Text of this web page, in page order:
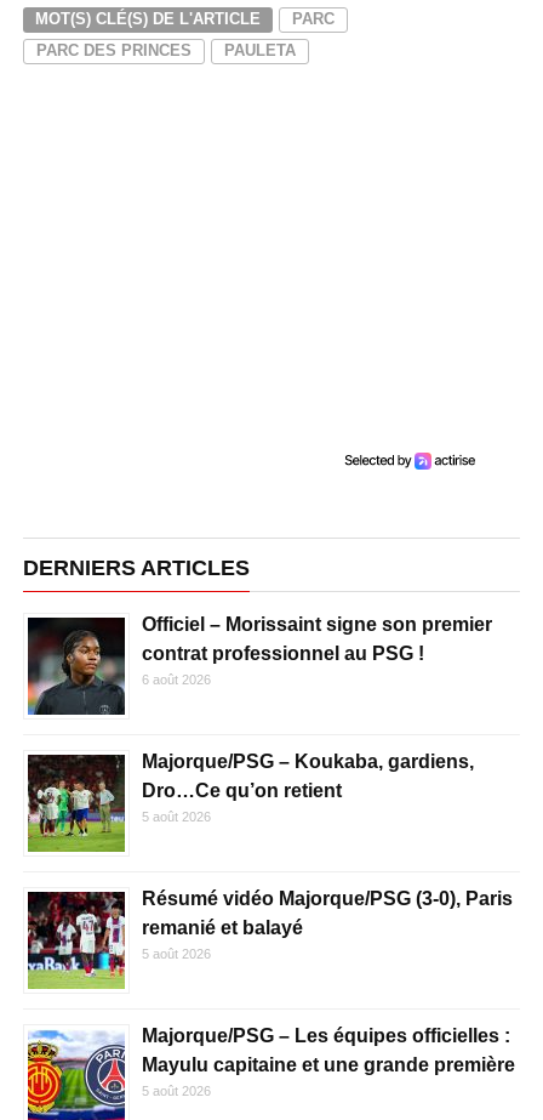
MOT(S) CLÉ(S) DE L'ARTICLE
PARC
PARC DES PRINCES
PAULETA
DERNIERS ARTICLES
Officiel – Morissaint signe son premier
contrat professionnel au PSG !
6 août 2026
Majorque/PSG – Koukaba, gardiens,
Dro…Ce qu’on retient
5 août 2026
Résumé vidéo Majorque/PSG (3-0), Paris
remanié et balayé
5 août 2026
Majorque/PSG – Les équipes officielles :
Mayulu capitaine et une grande première
5 août 2026